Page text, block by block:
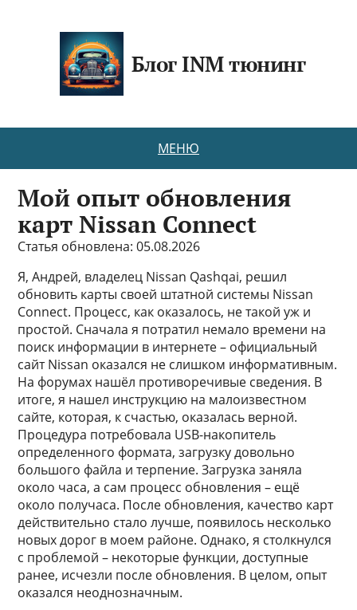
Блог INM тюнинг
МЕНЮ
Мой опыт обновления
карт Nissan Connect
Статья обновлена: 05.08.2026
Я, Андрей, владелец Nissan Qashqai, решил
обновить карты своей штатной системы Nissan
Connect. Процесс, как оказалось, не такой уж и
простой. Сначала я потратил немало времени на
поиск информации в интернете – официальный
сайт Nissan оказался не слишком информативным.
На форумах нашёл противоречивые сведения. В
итоге, я нашел инструкцию на малоизвестном
сайте, которая, к счастью, оказалась верной.
Процедура потребовала USB-накопитель
определенного формата, загрузку довольно
большого файла и терпение. Загрузка заняла
около часа, а сам процесс обновления – ещё
около получаса. После обновления, качество карт
действительно стало лучше, появилось несколько
новых дорог в моем районе. Однако, я столкнулся
с проблемой – некоторые функции, доступные
ранее, исчезли после обновления. В целом, опыт
оказался неоднозначным.